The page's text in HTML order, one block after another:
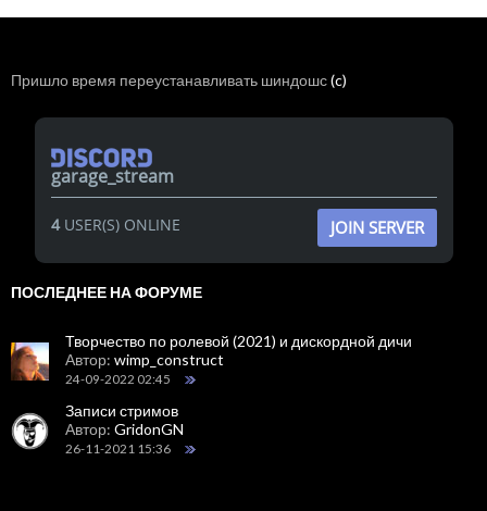
Пришло время переустанавливать шиндошс(c)
garage_stream
4USER(S) ONLINE JOIN SERVER
ПОСЛЕДНЕЕ НА ФОРУМЕ
Творчество по ролевой (2021) и дискордной дичи
Автор: wimp_construct
24-09-2022 02:45
Записи стримов
Автор: GridonGN
26-11-2021 15:36